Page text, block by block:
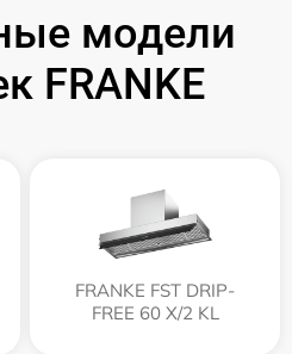
модели
FRANKE
FRANKE FST DRIP-
FREE 60 X/2 KL